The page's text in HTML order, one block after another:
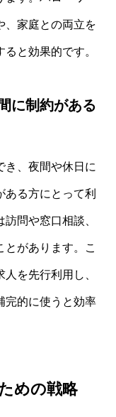
、家庭との両立を
と効果的です。
に制約がある
き、夜間や休日に
ある方にとって利
問や窓口相談、
があります。こ
を先行利用し、
完的に使うと効率
めの戦略